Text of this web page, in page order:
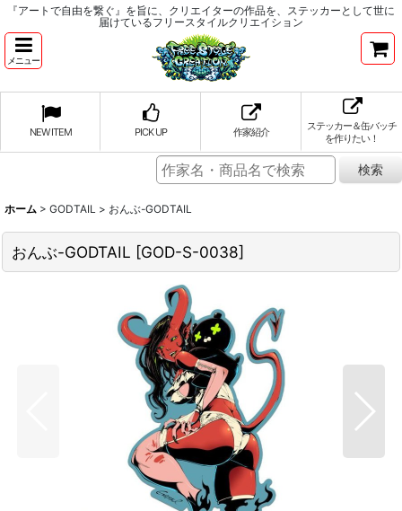
『アートで自由を繋ぐ』を旨に、クリエイターの作品を、ステッカーとして世に
届けているフリースタイルクリエイション
メニュー
NEW ITEM PICK UP 作家紹介
ステッカー＆缶バッチ
を作りたい！
ホーム > GODTAIL > おんぶ-GODTAIL
おんぶ-GODTAIL [GOD-S-0038]